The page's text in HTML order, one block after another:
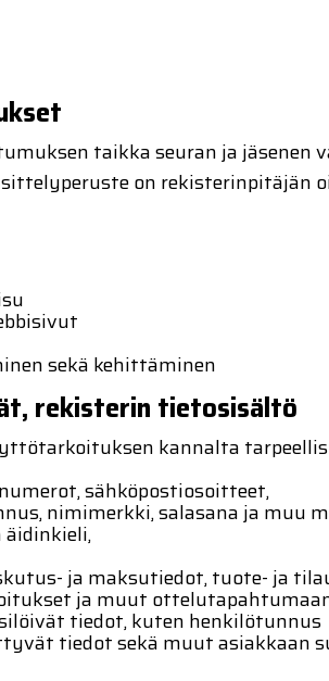
taikka seuran ja jäsenen
on rekisterinpitäjän
sekä kehittäminen
rekisterin tietosisältö
kannalta
sähköpostiosoitteet,
nimimerkki, salasana ja muu
ja maksutiedot, tuote- ja
ja muut
tiedot, kuten henkilötunnus
tiedot sekä muut asiakkaan